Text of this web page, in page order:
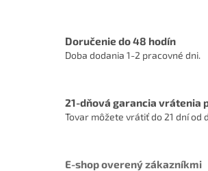
Doručenie do 48 hodín
Doba dodania 1-2 pracovné dni.
21-dňová garancia vrátenia
Tovar môžete vrátiť do 21 dní od
E-shop overený zákazníkmi